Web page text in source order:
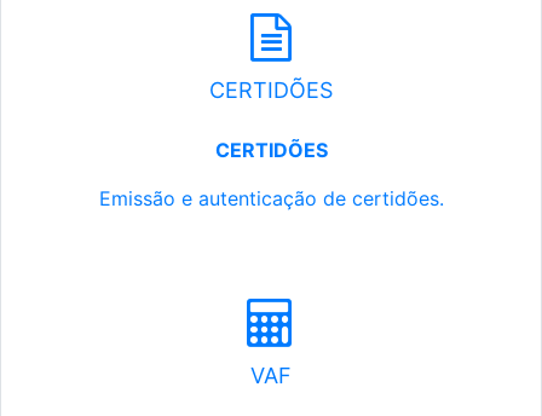
CERTIDÕES
CERTIDÕES
Emissão e autenticação de certidões.
VAF